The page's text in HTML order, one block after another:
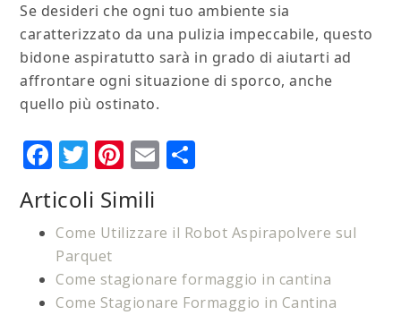
Se desideri che ogni tuo ambiente sia
caratterizzato da una pulizia impeccabile, questo
bidone aspiratutto sarà in grado di aiutarti ad
affrontare ogni situazione di sporco, anche
quello più ostinato.
Facebook
Twitter
Pinterest
Email
Articoli Simili
Come Utilizzare il Robot Aspirapolvere sul
Parquet
Come stagionare formaggio in cantina
Come Stagionare Formaggio in Cantina